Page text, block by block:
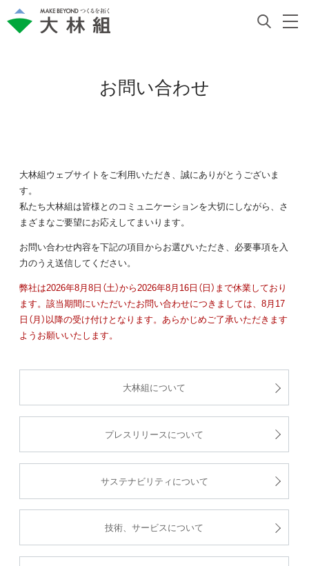
お問い合わせ
大林組ウェブサイトをご利用いただき、誠にありがとうございま
す。
私たち大林組は皆様とのコミュニケーションを大切にしながら、さ
まざまなご要望にお応えしてまいります。
お問い合わせ内容を下記の項目からお選びいただき、必要事項を入
力のうえ送信してください。
弊社は2026年8月8日（土）から2026年8月16日（日）まで休業しており
ます。該当期間にいただいたお問い合わせにつきましては、8月17
日（月）以降の受け付けとなります。あらかじめご了承いただきます
ようお願いいたします。
大林組について
プレスリリースについて
サステナビリティについて
技術、サービスについて